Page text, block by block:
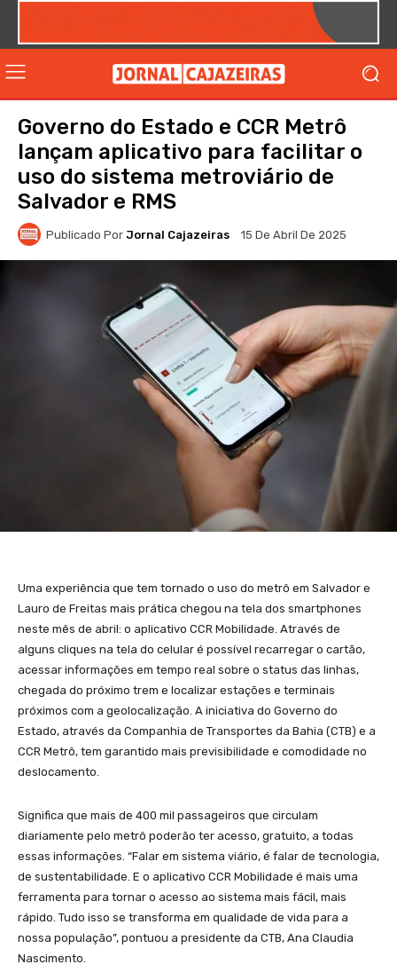
Governo do Estado e CCR Metrô
lançam aplicativo para facilitar o
uso do sistema metroviário de
Salvador e RMS
Publicado Por Jornal Cajazeiras 15 De Abril De 2025
Uma experiência que tem tornado o uso do metrô em Salvador e
Lauro de Freitas mais prática chegou na tela dos smartphones
neste mês de abril: o aplicativo CCR Mobilidade. Através de
alguns cliques na tela do celular é possível recarregar o cartão,
acessar informações em tempo real sobre o status das linhas,
chegada do próximo trem e localizar estações e terminais
próximos com a geolocalização. A iniciativa do Governo do
Estado, através da Companhia de Transportes da Bahia (CTB) e a
CCR Metrô, tem garantido mais previsibilidade e comodidade no
deslocamento.
Significa que mais de 400 mil passageiros que circulam
diariamente pelo metrô poderão ter acesso, gratuito, a todas
essas informações. “Falar em sistema viário, é falar de tecnologia,
de sustentabilidade. E o aplicativo CCR Mobilidade é mais uma
ferramenta para tornar o acesso ao sistema mais fácil, mais
rápido. Tudo isso se transforma em qualidade de vida para a
nossa população”, pontuou a presidente da CTB, Ana Claudia
Nascimento.